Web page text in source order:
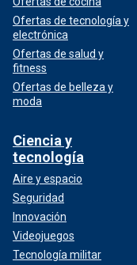
Ofertas de tecnología y
electrónica
Ofertas de salud y
fitness
Ofertas de belleza y
moda
Ciencia y
tecnología
Aire y espacio
Seguridad
Innovación
Videojuegos
Tecnología militar